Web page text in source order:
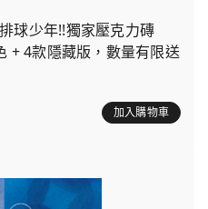
球少年!!獨家壓克力磚
+ 4款隱藏版，數量有限送
加入購物車